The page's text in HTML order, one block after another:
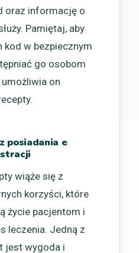
oraz informację o
Pamiętaj, aby
kod w bezpiecznym
go osobom
on
posiadania e
wiąże się z
korzyści, które
życie pacjentom i
leczenia. Jedną z
jest wygoda i